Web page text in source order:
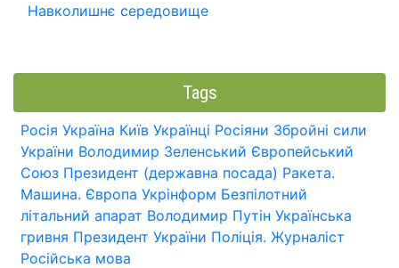
Навколишнє середовище
Tags
Росія Україна Київ Українці Росіяни Збройні сили
України Володимир Зеленський Європейський
Союз Президент (державна посада) Ракета.
Машина. Європа Укрінформ Безпілотний
літальний апарат Володимир Путін Українська
гривня Президент України Поліція. Журналіст
Російська мова